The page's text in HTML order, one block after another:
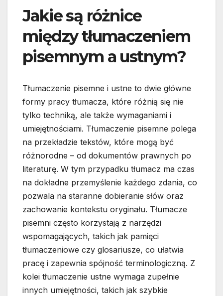
Jakie są różnice
między tłumaczeniem
pisemnym a ustnym?
Tłumaczenie pisemne i ustne to dwie główne
formy pracy tłumacza, które różnią się nie
tylko techniką, ale także wymaganiami i
umiejętnościami. Tłumaczenie pisemne polega
na przekładzie tekstów, które mogą być
różnorodne – od dokumentów prawnych po
literaturę. W tym przypadku tłumacz ma czas
na dokładne przemyślenie każdego zdania, co
pozwala na staranne dobieranie słów oraz
zachowanie kontekstu oryginału. Tłumacze
pisemni często korzystają z narzędzi
wspomagających, takich jak pamięci
tłumaczeniowe czy glosariusze, co ułatwia
pracę i zapewnia spójność terminologiczną. Z
kolei tłumaczenie ustne wymaga zupełnie
innych umiejętności, takich jak szybkie